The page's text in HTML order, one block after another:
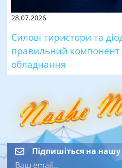
28.07.2026
Силові тиристори та
правильний
обладнання
Підпишіться на нашу